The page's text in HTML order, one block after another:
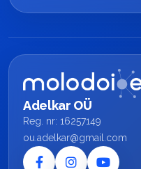
Adelkar OÜ
Reg. nr: 16257149
ou.adelkar@gmail.com